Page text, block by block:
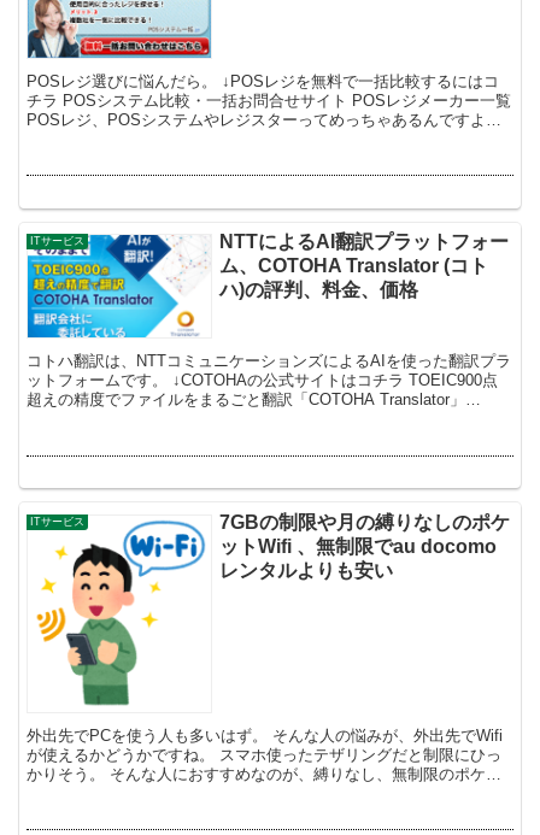
POSレジ選びに悩んだら。 ↓POSレジを無料で一括比較するにはコ
チラ POSシステム比較・一括お問合せサイト POSレジメーカー一覧
POSレジ、POSシステムやレジスターってめっちゃあるんですよ。
ITサービス
NTTによるAI翻訳プラットフォー
ム、COTOHA Translator (コト
ハ)の評判、料金、価格
コトハ翻訳は、NTTコミュニケーションズによるAIを使った翻訳プラ
ットフォームです。 ↓COTOHAの公式サイトはコチラ TOEIC900点
超えの精度でファイルをまるごと翻訳「COTOHA Translator」
ITサービス
7GBの制限や月の縛りなしのポケ
ットWifi 、無制限でau docomo
レンタルよりも安い
外出先でPCを使う人も多いはず。 そんな人の悩みが、外出先でWifi
が使えるかどうかですね。 スマホ使ったテザリングだと制限にひっ
かりそう。 そんな人におすすめなのが、縛りなし、無制限のポケッ